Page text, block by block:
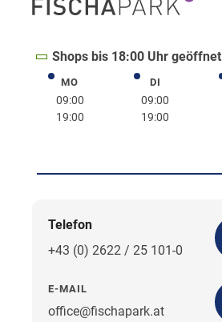
Shops bis 18:00 Uhr geöffnet
MOMontag
09:00
19:00
DIDienstag
09:00
19:00
Telefon
+43 (0) 2622 / 25 101-0
E-MAIL
office@fischapark.at